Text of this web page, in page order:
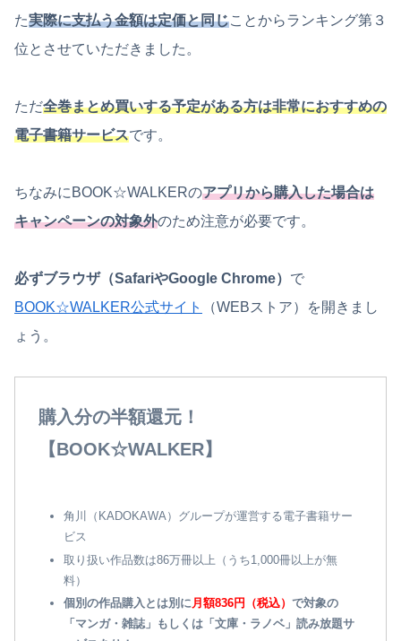
た実際に支払う金額は定価と同じことからランキング第３
位とさせていただきました。
ただ全巻まとめ買いする予定がある方は非常におすすめの
電子書籍サービスです。
ちなみにBOOK☆WALKERのアプリから購入した場合は
キャンペーンの対象外のため注意が必要です。
必ずブラウザ（SafariやGoogle Chrome） で
BOOK☆WALKER公式サイト
（WEBストア）を開きまし
ょう。
購入分の半額還元！
【BOOK☆WALKER】
角川（KADOKAWA）グループが運営する電子書籍サー
ビス
取り扱い作品数は86万冊以上（うち1,000冊以上が無
料）
個別の作品購入とは別に月額836円（税込）で対象の
「マンガ・雑誌」もしくは「文庫・ラノベ」読み放題サ